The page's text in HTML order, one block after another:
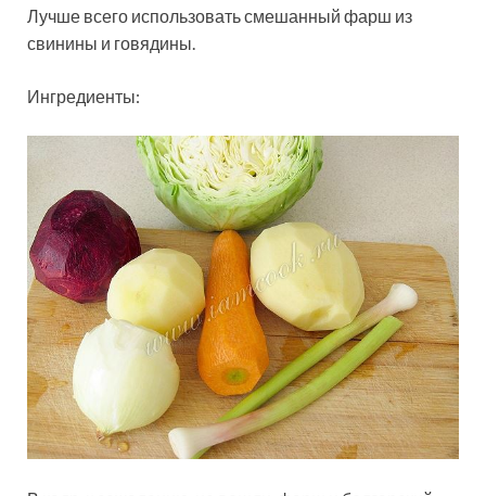
Лучше всего использовать смешанный фарш из
свинины и говядины.
Ингредиенты: